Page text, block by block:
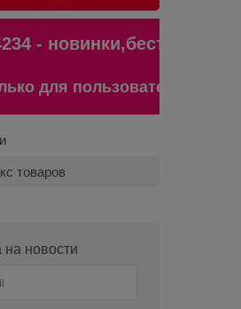
-
для пользователей старше
товаров
новости